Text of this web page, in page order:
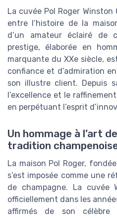
La cuvée Pol Roger
entre l’histoire de la
d’un amateur éclairé de
prestige, élaborée en
marquante du XXe siècle,
confiance et d’admiration
son illustre client. Depuis
l’excellence et le
en perpétuant l’esprit
Un hommage à l’art
tradition
La maison Pol Roger,
s’est imposée comme une
de champagne. La cuvée
officiellement dans les
affirmés de son célèbre